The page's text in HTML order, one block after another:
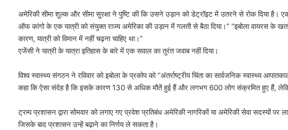
अमेरिकी सीमा शुल्क और सीमा सुरक्षा ने पुष्टि की कि उसने उड़ान को डेट्रॉइट में उतरने से रोक दिया है।
ऑफ कांगो के एक यात्री को संयुक्त राज्य अमेरिका की उड़ान में गलती से बैठा दिया।” “इबोला वायरस के
कारण, यात्री को विमान में नहीं चढ़ना चाहिए था।”
एजेंसी ने यात्री के यात्रा इतिहास के बारे में एक सवाल का तुरंत जवाब नहीं दिया।
विश्व स्वास्थ्य संगठन ने रविवार को इबोला के प्रकोप को “अंतर्राष्ट्रीय चिंता का सार्वजनिक स्वास्थ्य
कहा कि ऐसा संदेह है कि इसके कारण 130 से अधिक मौतें हुई हैं और लगभग 600 लोग संक्रमित हुए हैं,
ट्रम्प प्रशासन द्वारा सोमवार को लगाए गए प्रवेश प्रतिबंध अमेरिकी नागरिकों या अमेरिकी सेवा सदस्यों पर
जिसके बाद प्रशासन उन्हें बढ़ाने का निर्णय ले सकता है।